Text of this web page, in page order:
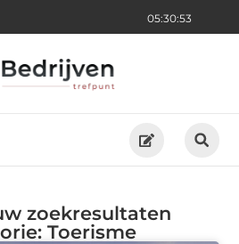
05:30:54
zoekresultaten
Toerisme